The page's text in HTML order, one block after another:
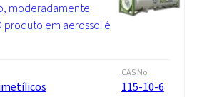
moderadamente
produto em aerossol é
CAS No.
115-10-6